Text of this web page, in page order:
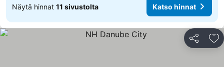
Näytä hinnat 11 sivustolta Katso hinnat
Jaa